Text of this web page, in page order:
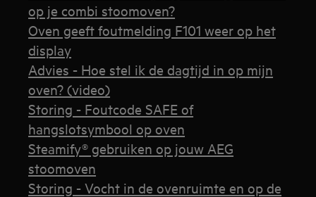
op je combi stoomoven?
Oven geeft foutmelding F101 weer op het
display
Advies - Hoe stel ik de dagtijd in op mijn
oven? (video)
Storing - Foutcode SAFE of
hangslotsymbool op oven
Steamify® gebruiken op jouw AEG
stoomoven
Storing - Vocht in de ovenruimte en op de